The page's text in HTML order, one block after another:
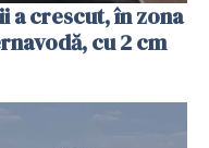
a crescut, în zona
cu 2 cm